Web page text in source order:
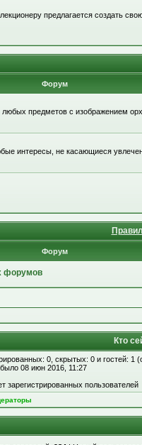
предлагается создать
Форум
предметов с изображением
интересы, не касающиеся
Форум
форумов
Кто
0, скрытых: 0 и гостей:
08 июн 2016, 11:27
зарегистрированных пользователей